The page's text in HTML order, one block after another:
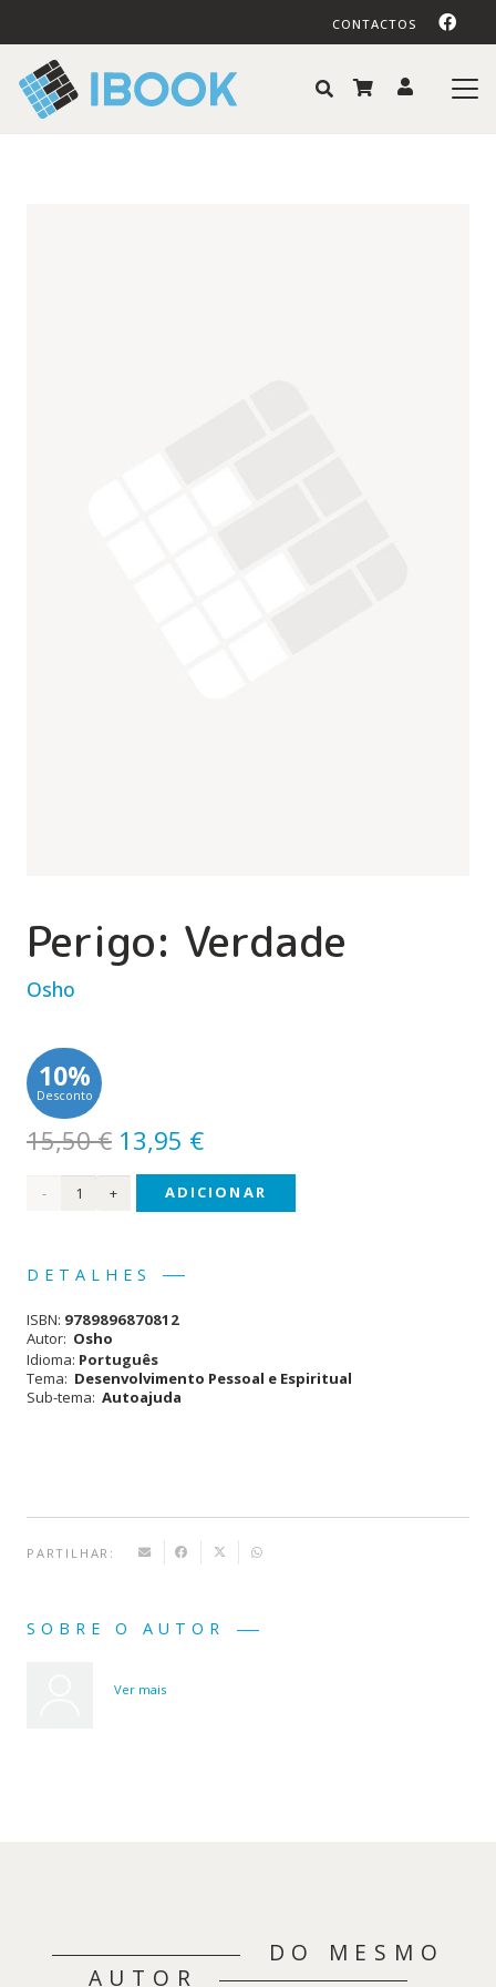
CONTACTOS
Perigo: Verdade
Osho
10%
Desconto
15,50€ O
preço
original
15,50 €.
13,95 €O
preço
atual
Quantidade
ADICIONAR
DETALHES
ISBN: 9789896870812
Autor: Osho
Idioma: Português
Tema: Desenvolvimento Pessoal e Espiritual
Sub-tema: Autoajuda
PARTILHAR:
SOBRE O AUTOR
Ver mais
DO MESMO
AUTOR